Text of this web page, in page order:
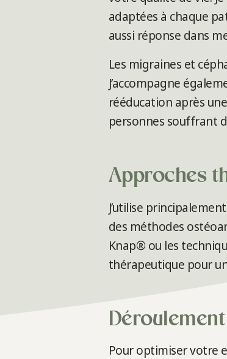
adaptées à chaque
aussi réponse dans
Les migraines et
J’accompagne
rééducation après
personnes souffrant
Approches
J’utilise
des méthodes
Knap® ou les
thérapeutique pour
Déroulement
Pour optimiser votre